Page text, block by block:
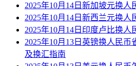
2025年10月14日新加坡元换人
2025年10月14日新西兰元换人
2025年10月14日印度卢比换人
2025年10月13日英镑换人民
及换汇指南